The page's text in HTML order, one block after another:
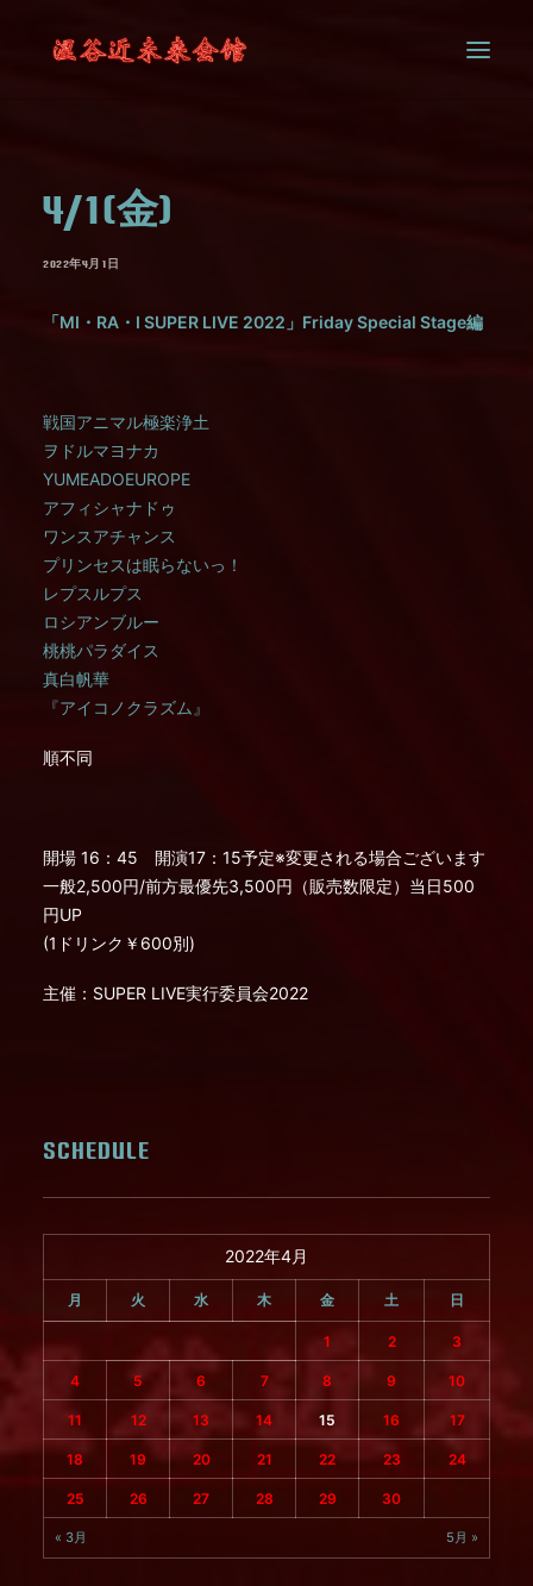
CONTACT4/1(金)
2022年4月1日
「MI・RA・I SUPER LIVE 2022」Friday Special Stage編
戦国アニマル極楽浄土
ヲドルマヨナカ
YUMEADOEUROPE
アフィシャナドゥ
ワンスアチャンス
プリンセスは眠らないっ！
レプスルプス
ロシアンブルー
桃桃パラダイス
真白帆華
『アイコノクラズム』
順不同
開場 16：45 開演17：15予定※変更される場合ございます
一般2,500円/前方最優先3,500円（販売数限定）当日500
円UP
(1ドリンク￥600別)
主催：SUPER LIVE実行委員会2022
SCHEDULE
2022年4月
月 火 水 木 金 土 日
1 2 3
4 5 6 7 8 9 10
11 12 13 14 15 16 17
18 19 20 21 22 23 24
25 26 27 28 29 30
« 3月 5月 »